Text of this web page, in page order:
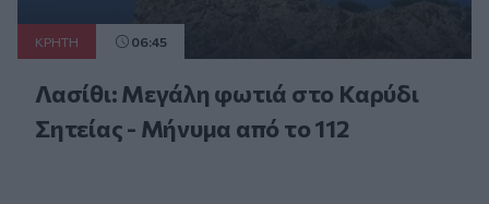
ΚΡΗΤΗ 06:45
Λασίθι: Μεγάλη φωτιά στο Καρύδι
Σητείας - Μήνυμα από το 112